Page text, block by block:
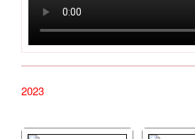
2023